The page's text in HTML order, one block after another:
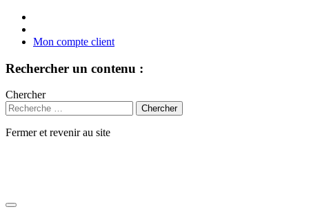
Mon compte client
Rechercher un contenu :
Chercher
Fermer et revenir au site